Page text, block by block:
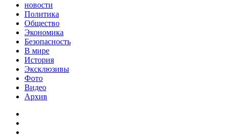
новости
Политика
Общество
Экономика
Безопасность
В мире
История
Эксклюзивы
Фото
Видео
Архив